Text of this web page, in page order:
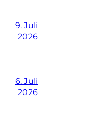
9. Juli
2026
6. Juli
2026